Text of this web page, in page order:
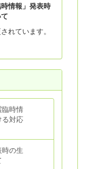
時情報」発表時
れています。
臨時情
対応
時の生